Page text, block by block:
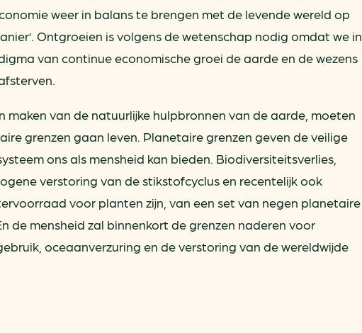
weer in balans te brengen met de levende wereld op
Ontgroeien is volgens de wetenschap nodig omdat we in
van continue economische groei de aarde en de wezens
maken van de natuurlijke hulpbronnen van de aarde, moeten
grenzen gaan leven. Planetaire grenzen geven de veilige
ons als mensheid kan bieden. Biodiversiteitsverlies,
verstoring van de stikstofcyclus en recentelijk ook
voor planten zijn, van een set van negen planetaire
de mensheid zal binnenkort de grenzen naderen voor
oceaanverzuring en de verstoring van de wereldwijde